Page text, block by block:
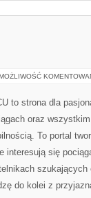
to strona dla
oraz
To portal
interesują się
szukających
do kolei z